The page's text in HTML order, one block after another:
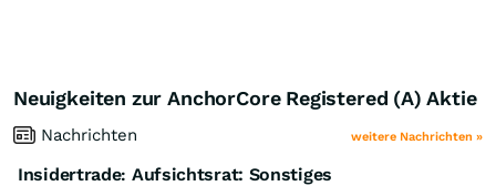
Neuigkeiten zur AnchorCore Registered (A) Aktie
Nachrichten weitere Nachrichten »
Insidertrade: Aufsichtsrat: Sonstiges